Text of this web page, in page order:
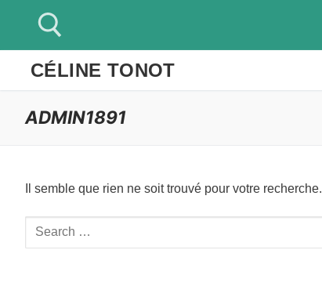
contenu
Rechercher :
CÉLINE TONOT
ADMIN1891
Il semble que rien ne soit trouvé pour votre recherche.
Rechercher
: